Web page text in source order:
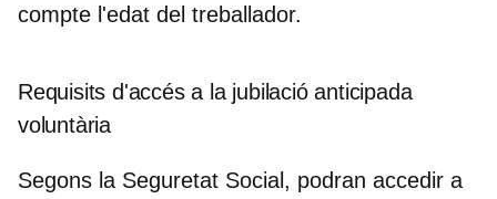
compte l'edat del treballador.
Requisits d'accés a la jubilació anticipada
voluntària
Segons la Seguretat Social, podran accedir a